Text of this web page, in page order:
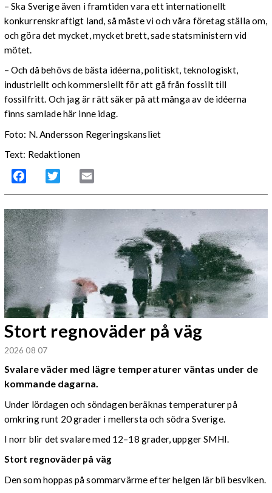
– Ska Sverige även i framtiden vara ett internationellt
konkurrenskraftigt land, så måste vi och våra företag ställa om,
och göra det mycket, mycket brett, sade statsministern vid
mötet.
– Och då behövs de bästa idéerna, politiskt, teknologiskt,
industriellt och kommersiellt för att gå från fossilt till
fossilfritt. Och jag är rätt säker på att många av de idéerna
finns samlade här inne idag.
Foto: N. Andersson Regeringskansliet
Text: Redaktionen
Facebook Twitter
Stort regnoväder på väg
2026 08 07
Svalare väder med lägre temperaturer väntas under de
kommande dagarna.
Under lördagen och söndagen beräknas temperaturer på
omkring runt 20 grader i mellersta och södra Sverige.
I norr blir det svalare med 12–18 grader, uppger SMHI.
Stort regnoväder på väg
Den som hoppas på sommarvärme efter helgen lär bli besviken.